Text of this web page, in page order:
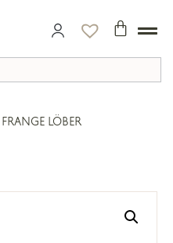
FRANGE LÖBER